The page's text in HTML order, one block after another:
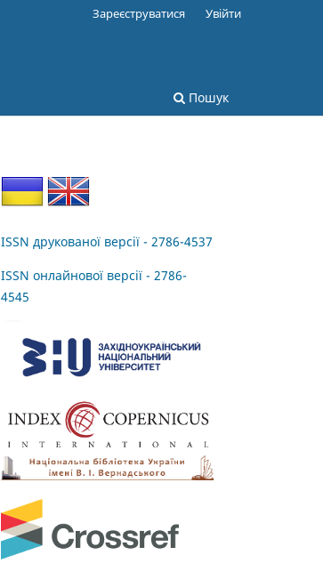
Пошук
Зареєструватися Увійти
ISSN друкованої версії - 2786-4537
ISSN онлайнової версії - 2786-
4545